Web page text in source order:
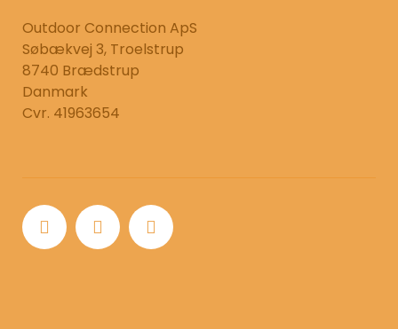
Outdoor Connection ApS
Søbækvej 3, Troelstrup
8740 Brædstrup
Danmark
Cvr. 41963654